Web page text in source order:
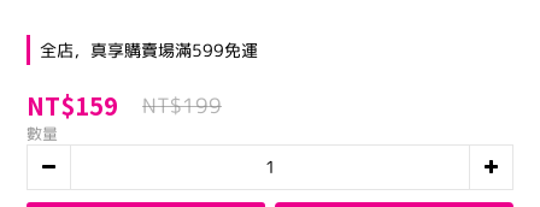
全店，真享購賣場滿599免運
NT$159 NT$199
數量